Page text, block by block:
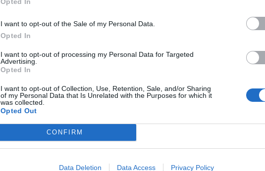
I want to opt-out of the Sale of my Personal Data.
Opted In
I want to opt-out of processing my Personal Data for Targeted
Advertising.
Opted In
I want to opt-out of Collection, Use, Retention, Sale, and/or Sharing
of my Personal Data that Is Unrelated with the Purposes for which it
was collected.
Opted Out
CONFIRM
Data Deletion Data Access Privacy Policy
Lidl przecenił hit do kuchni. Air fryer tańszy aż o 150 zł, a to dopiero
początek
4 sierpnia 2026 16:06
Pieniądze dla milionów polskich rodzin. ZUS wypłacił już 173 mln zł.
4 sierpnia 2026 12:56
ostrzega też przed dużym zagrożeniem pożarowym lasów – to efekt utrzymującej